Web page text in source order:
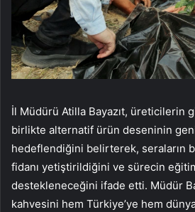
İl Müdürü Atilla Bayazıt, üreticilerin
birlikte alternatif ürün deseninin
hedeflendiğini belirterek, seraların
fidanı yetiştirildiğini ve sürecin
destekleneceğini ifade etti. Müdür
kahvesini hem Türkiye’ye hem